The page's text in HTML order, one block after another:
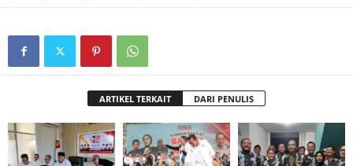
ARTIKEL TERKAIT DARI PENULIS